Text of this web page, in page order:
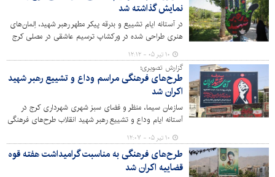
نمایش گذاشته شد
در آستانه ایام تشییع و بدرقه پیکر مطهر رهبر شهید، اِلمان‌های
هنری طراحی شده در ورکشاپ ترسیم عاشقی در مصلی کرج
در معرض دید عموم قرار گرفت.
۱۰ تیر ۰۵ - ۱۲:۱۲
گزارش تصویری؛
طرح‌های فرهنگی مراسم وداع و تشییع رهبر شهید
اکران شد
سازمان سیما، منظر و فضای سبز شهری شهرداری کرج در
آستانه ایام وداع و تشییع رهبر شهید انقلاب طرح‌های فرهنگی
متناسب را در شهر کرج اکران کرد.
۱۰ تیر ۰۵ - ۱۲:۰۷
طرح‌های فرهنگی به مناسبت گرامیداشت هفته قوه
قضاییه اکران شد